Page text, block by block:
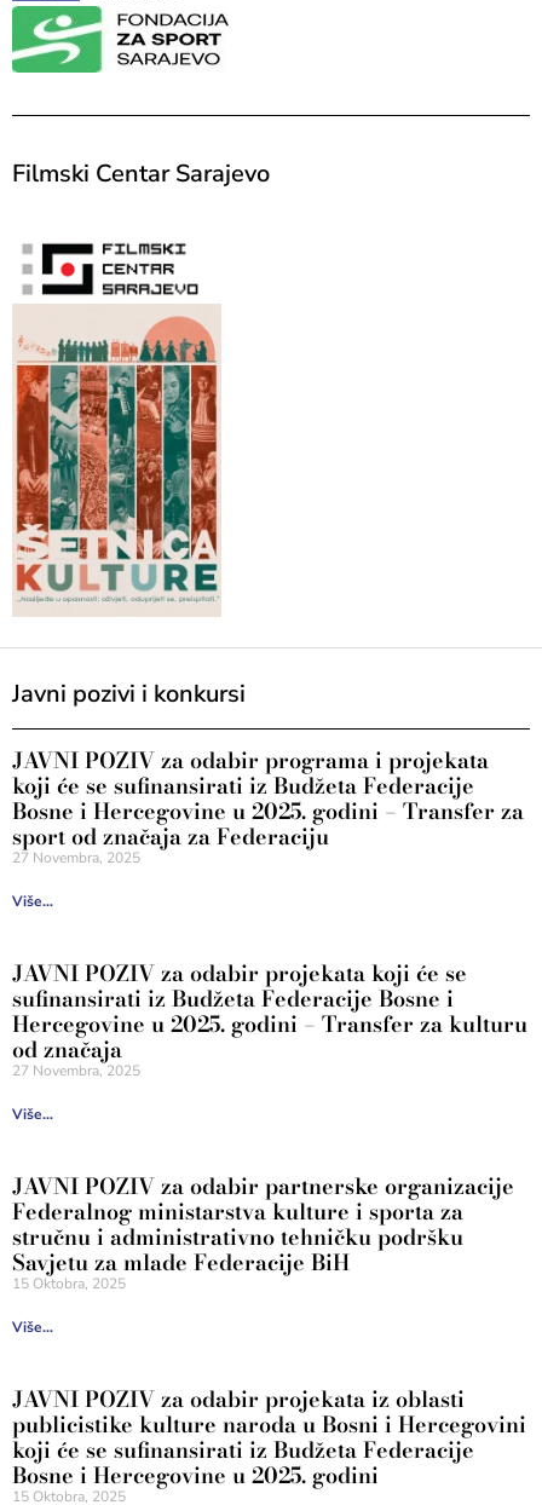
Filmski Centar Sarajevo
Javni pozivi i konkursi
JAVNI POZIV za odabir programa i projekata
koji će se sufinansirati iz Budžeta Federacije
Bosne i Hercegovine u 2025. godini – Transfer za
sport od značaja za Federaciju
27 Novembra, 2025
Više...
JAVNI POZIV za odabir projekata koji će se
sufinansirati iz Budžeta Federacije Bosne i
Hercegovine u 2025. godini – Transfer za kulturu
od značaja
27 Novembra, 2025
Više...
JAVNI POZIV za odabir partnerske organizacije
Federalnog ministarstva kulture i sporta za
stručnu i administrativno tehničku podršku
Savjetu za mlade Federacije BiH
15 Oktobra, 2025
Više...
JAVNI POZIV za odabir projekata iz oblasti
publicistike kulture naroda u Bosni i Hercegovini
koji će se sufinansirati iz Budžeta Federacije
Bosne i Hercegovine u 2025. godini
15 Oktobra, 2025